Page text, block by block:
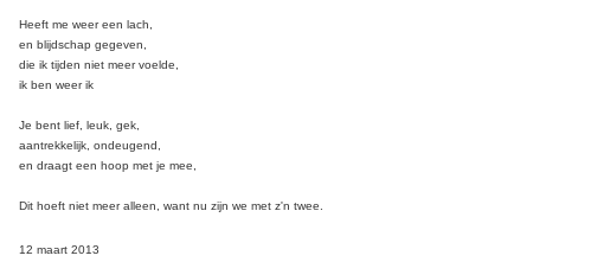
Heeft me weer een lach,
en blijdschap gegeven,
die ik tijden niet meer voelde,
ik ben weer ik
Je bent lief, leuk, gek,
aantrekkelijk, ondeugend,
en draagt een hoop met je mee,
Dit hoeft niet meer alleen, want nu zijn we met z'n twee.
12 maart 2013